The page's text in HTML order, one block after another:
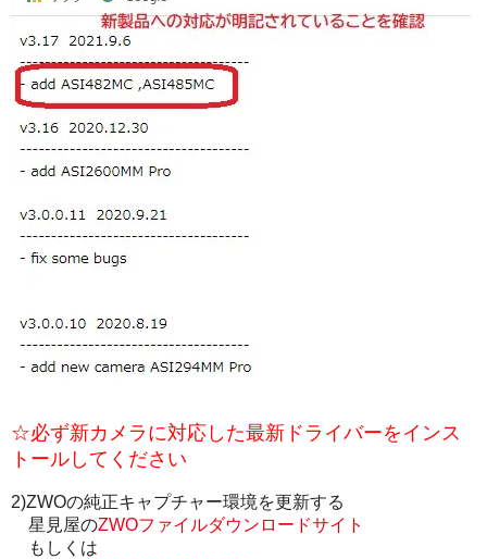
☆必ず新カメラに対応した最新ドライバーをインス
トールしてください
2)ZWOの純正キャプチャー環境を更新する
星見屋のZWOファイルダウンロードサイト
もしくは